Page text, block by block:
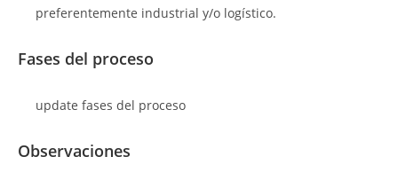
preferentemente industrial y/o logístico.
Fases del proceso
update fases del proceso
Observaciones